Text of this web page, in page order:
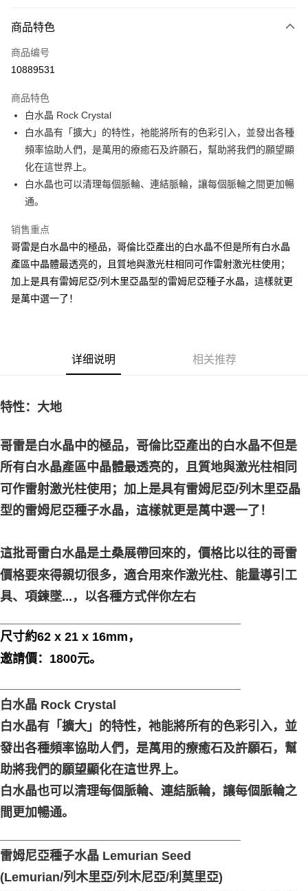
信用卡一次付款
超商取货付款
Apple Pay
街口支付
悠遊付
ATM付款
全家取貨付款
每笔NT$80，满NT$3,000(含以上)免运费
7-11取貨付款
每笔NT$80，满NT$3,000(含以上)免运费
郵局幫你送（離島）
免运费
商品特色
商品编号
10889531
商品特色
白水晶 Rock Crystal
白水晶有「擴大」的特性，祂能將所有的色彩引入，並發出各種
頻率協助人們，是萬用的療癒石及許願石，幫助將我們的願望顯
化在這世界上。
白水晶也可以清理每個脈輪、連結脈輪，讓每個脈輪之間更加暢
通。
销售重点
哥雷是白水晶中的極品，哥倫比亞產出的白水晶不但是所有白水晶
產區中晶體最透亮的，且質地與激光柱相同可作雷射激光柱使用；
加上是具有雷姆尼亞/列木里亞晶型的雷姆尼亞種子水晶，這樣就更
是萬中選一了！
详细说明 相关推荐
特性：大地
哥雷是白水晶中的極品，哥倫比亞產出的白水晶不但是
所有白水晶產區中晶體最透亮的，且質地與激光柱相同
可作雷射激光柱使用；加上是具有雷姆尼亞/列木里亞晶
型的雷姆尼亞種子水晶，這樣就更是萬中選一了！
這批哥雷白水晶是土桑展帶回來的，價格比以往的哥雷
價格要來得親切很多，適合用來作激光柱、能量導引工
具、項鍊墜...，以各種方式伴你左右
尺寸約62 x 21 x 16mm，
邀請價：1800元。
白水晶 Rock Crystal
白水晶有「擴大」的特性，祂能將所有的色彩引入，並
發出各種頻率協助人們，是萬用的療癒石及許願石，幫
助將我們的願望顯化在這世界上。
白水晶也可以清理每個脈輪、連結脈輪，讓每個脈輪之
間更加暢通。
雷姆尼亞種子水晶 Lemurian Seed
(Lemurian/列木里亞/列木尼亞/利莫里亞)